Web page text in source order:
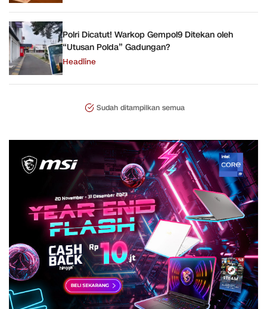
Polri Dicatut! Warkop Gempol9 Ditekan oleh
“Utusan Polda” Gadungan?
Headline
Sudah ditampilkan semua